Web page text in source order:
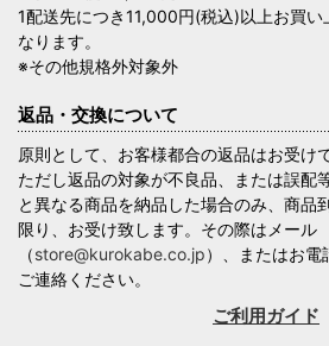
1配送先につき11,000円(税込)以上お買い
なります。
※その他規格外対象外
返品・交換について
原則として、お客様都合の返品はお受け
ただし返品の対象が不良品、または誤配
と異なる商品を納品した場合のみ、商品
限り、お受け致します。その際はメール
（store@kurokabe.co.jp）、またはお電
ご連絡ください。
ご利用ガイド